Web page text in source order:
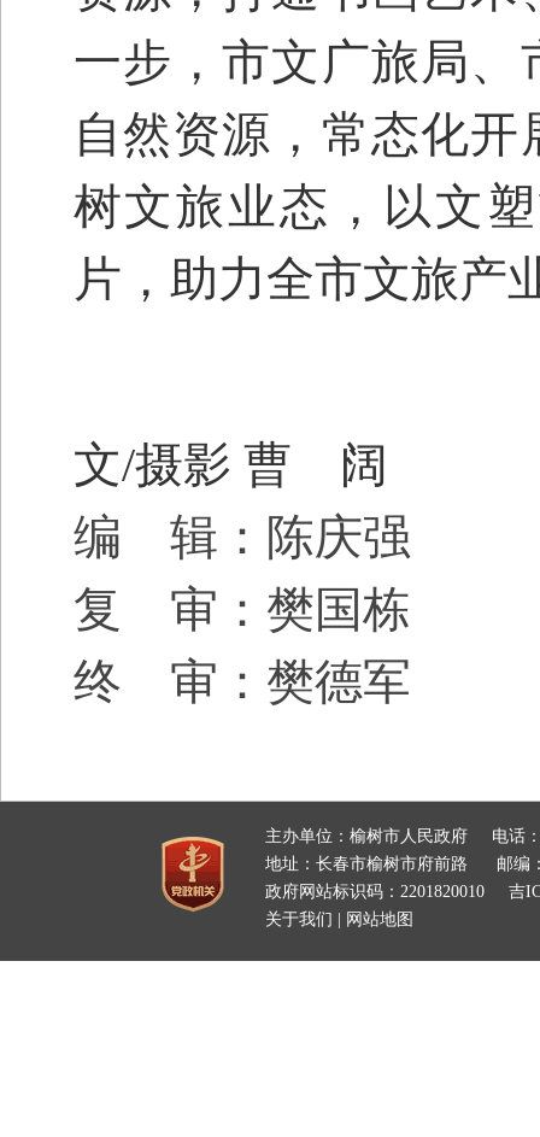
一步，市文广旅局
自然资源，常态化
树文旅业态，以文
片，助力全市文旅产
文/摄影 曹 阔
编 辑：陈庆强
复 审：樊国栋
终 审：樊德军
主办单位：榆树市人民政府
电话
地址：长春市榆树市府前路
邮编
政府网站标识码：2201820010
吉
关于我们
网站地图